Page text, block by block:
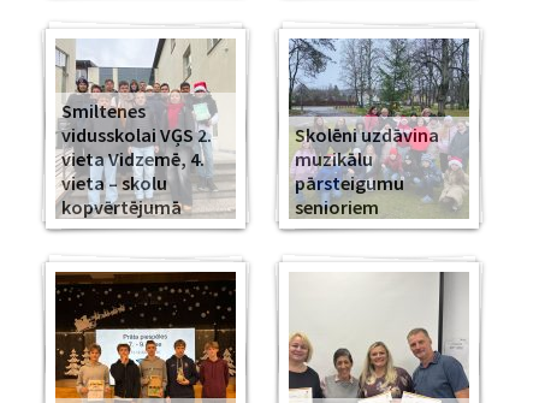
Smiltenes
vidusskolai VĢS 2.
vieta Vidzemē, 4.
vieta – skolu
kopvērtējumā
Skolēni uzdāvina
muzikālu
pārsteigumu
senioriem